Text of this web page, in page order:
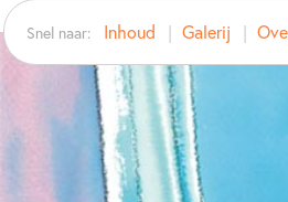
Snel naar: Inhoud Galerij